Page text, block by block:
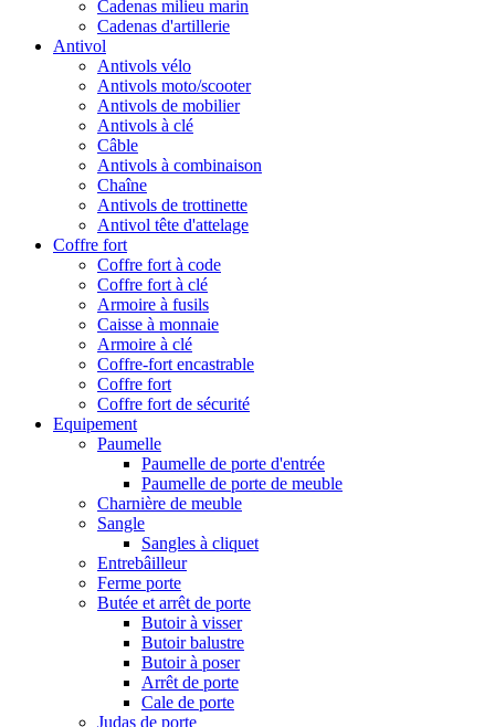
Cadenas milieu marin
Cadenas d'artillerie
Antivol
Antivols vélo
Antivols moto/scooter
Antivols de mobilier
Antivols à clé
Câble
Antivols à combinaison
Chaîne
Antivols de trottinette
Antivol tête d'attelage
Coffre fort
Coffre fort à code
Coffre fort à clé
Armoire à fusils
Caisse à monnaie
Armoire à clé
Coffre-fort encastrable
Coffre fort
Coffre fort de sécurité
Equipement
Paumelle
Paumelle de porte d'entrée
Paumelle de porte de meuble
Charnière de meuble
Sangle
Sangles à cliquet
Entrebâilleur
Ferme porte
Butée et arrêt de porte
Butoir à visser
Butoir balustre
Butoir à poser
Arrêt de porte
Cale de porte
Judas de porte